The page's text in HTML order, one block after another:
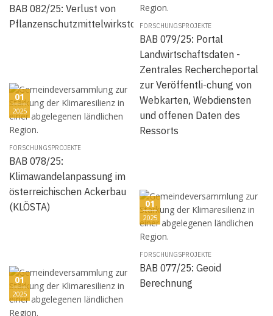
BAB 082/25: Verlust von
PflanzenschutzmittelwirkstoffenFORSCHUNGSPROJEKTE
BAB 079/25: Portal
Landwirtschaftsdaten -
Zentrales Rechercheportal
zur Veröffentli-chung von
Webkarten, Webdiensten
und offenen Daten des
Ressorts
01
2025
FORSCHUNGSPROJEKTE
BAB 078/25:
Klimawandelanpassung im
österreichischen Ackerbau
(KLÖSTA)
01
2025
FORSCHUNGSPROJEKTE
BAB 077/25: Geoid
Berechnung
01
2025